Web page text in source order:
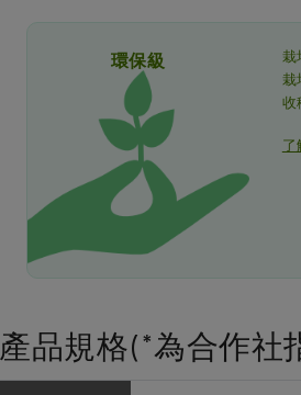
環保級
栽
栽
收
了
產品規格(*為合作社